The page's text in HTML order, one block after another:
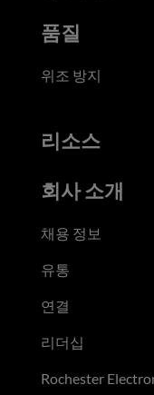
품질
위조 방지
리소스
회사 소개
채용 정보
유통
연결
리더십
Rochester